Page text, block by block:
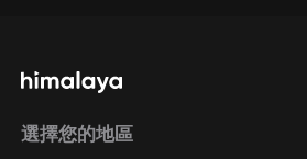
選擇您的地區